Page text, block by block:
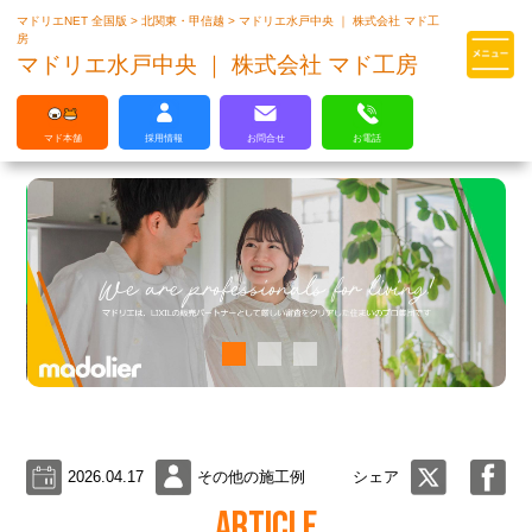
マドリエはLIXILの厳しい基準を
マドリエNET 全国版>北関東・甲信越>マドリエ水戸中央 ｜ 株式会社 マド工
房
マドリエ水戸中央 ｜ 株式会社 マド工房
マド本舗 採用情報 お問合せ お電話
2026.04.17 その他の施工例 シェア